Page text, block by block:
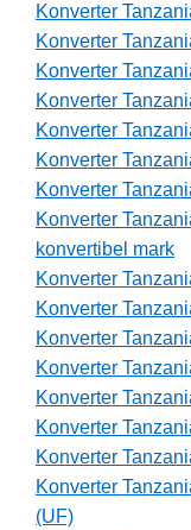
Konverter
Konverter
Konverter
Konverter
Konverter
Konverter
Konverter
Konverter
konvertibel mark
Konverter
Konverter
Konverter
Konverter
Konverter
Konverter
Konverter
Konverter
(UF)